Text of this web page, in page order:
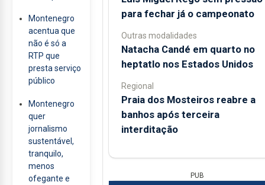
Montenegro
acentua que
não é só a
RTP que
presta serviço
público
Montenegro
quer
jornalismo
sustentável,
tranquilo,
menos
ofegante e
para fechar já o campeonato
Outras modalidades
Natacha Candé em quarto no
heptatlo nos Estados Unidos
Regional
Praia dos Mosteiros reabre a
banhos após terceira
interditação
PUB